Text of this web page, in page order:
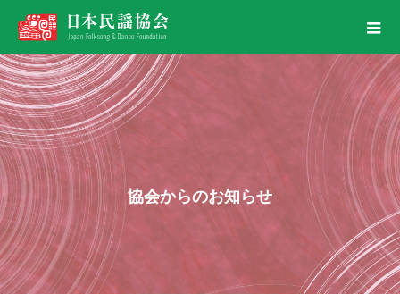
協会からのお知 らせ